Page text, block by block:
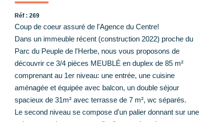
Réf : 269
Coup de coeur assuré de l'Agence du Centre!
Dans un immeuble récent (construction 2022) proche du
Parc du Peuple de l'Herbe, nous vous proposons de
découvrir ce 3/4 pièces MEUBLÉ en duplex de 85 m²
comprenant au 1er niveau: une entrée, une cuisine
aménagée et équipée avec balcon, un double séjour
spacieux de 31m² avec terrasse de 7 m², wc séparés.
Le second niveau se compose d'un palier donnant sur une